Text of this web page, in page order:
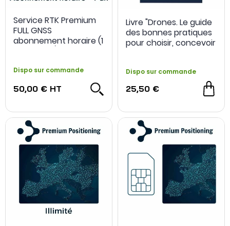
NOUVEAU
Service RTK Premium
FULL GNSS
abonnement horaire (1
Dispo sur commande
50,00 € HT
Livre "Drones. Le guide
des bonnes pratiques
pour choisir, concevoir
Dispo sur commande
25,50 €